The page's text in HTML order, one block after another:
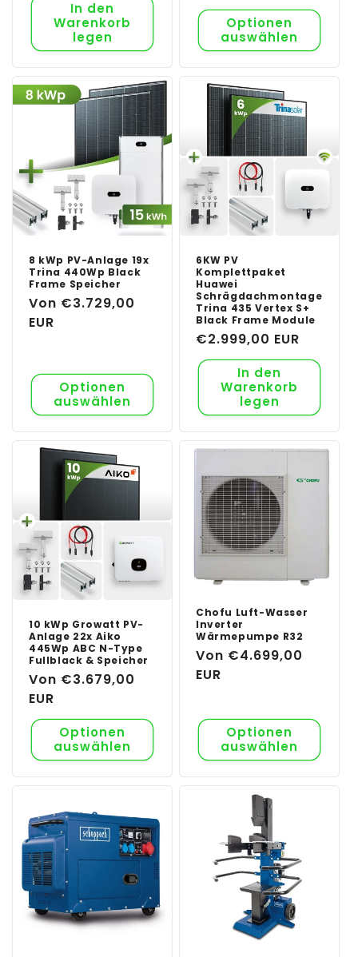
In den
Warenkorb
legen
Optionen
auswählen
8 kWp PV-Anlage 19x
Trina 440Wp Black
Frame Speicher
Normaler
Preis
Von €3.729,00
EUR
Optionen
auswählen
6KW PV
Komplettpaket
Huawei
Schrägdachmontage
Trina 435 Vertex S+
Black Frame Module
Normaler
Preis
€2.999,00 EUR
In den
Warenkorb
legen
10 kWp Growatt PV-
Anlage 22x Aiko
445Wp ABC N-Type
Fullblack & Speicher
Normaler
Preis
Von €3.679,00
EUR
Optionen
auswählen
Chofu Luft-Wasser
Inverter
Wärmepumpe R32
Normaler
Preis
Von €4.699,00
EUR
Optionen
auswählen